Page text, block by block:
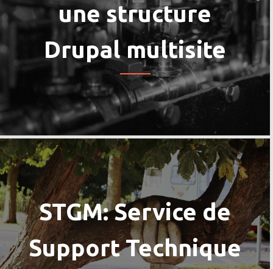
une structure
Drupal multisite
STGM: Service de
Support Technique